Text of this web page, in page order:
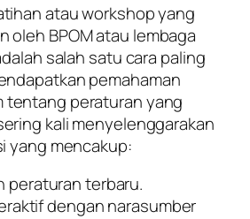
atau workshop yang
oleh BPOM atau lembaga
salah satu cara paling
pemahaman
tentang peraturan yang
kali menyelenggarakan
yang mencakup:
peraturan terbaru.
dengan narasumber